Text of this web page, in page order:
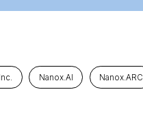
Nanox.AI Nanox.ARC